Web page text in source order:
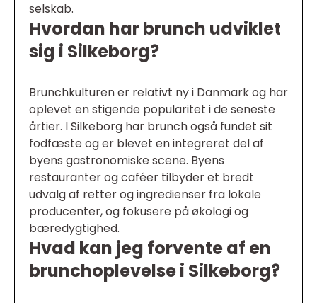
selskab.
Hvordan har brunch udviklet
sig i Silkeborg?
Brunchkulturen er relativt ny i Danmark og har
oplevet en stigende popularitet i de seneste
årtier. I Silkeborg har brunch også fundet sit
fodfæste og er blevet en integreret del af
byens gastronomiske scene. Byens
restauranter og caféer tilbyder et bredt
udvalg af retter og ingredienser fra lokale
producenter, og fokusere på økologi og
bæredygtighed.
Hvad kan jeg forvente af en
brunchoplevelse i Silkeborg?